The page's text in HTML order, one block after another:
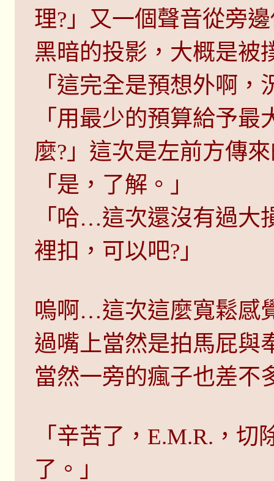
理?」又一個聲音從旁
黑暗的投影，大概是被
「這完全是預想外啊
「用最少的預算給予
麼?」這次是左前方傳
「是，了解。」
「哈…這次還沒有過大
裡扣，可以吧?」
嗚啊…這次這麼寬鬆感
過嘴上當然是拍馬屁與
當然一旁的瘋子也差不
「辛苦了，E.M.R.，
了。」